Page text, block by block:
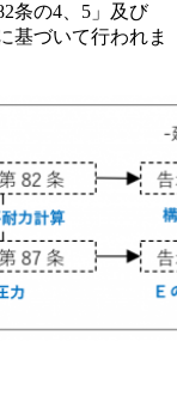
条の4、5」及び
基づいて行われま